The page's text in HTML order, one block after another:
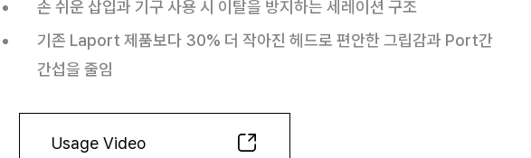
손 쉬운 삽입과 기구 사용 시 이탈을 방지하는 세레이션 구조
기존 Laport 제품보다 30% 더 작아진 헤드로 편안한 그립감과 Port간
간섭을 줄임
Usage Video